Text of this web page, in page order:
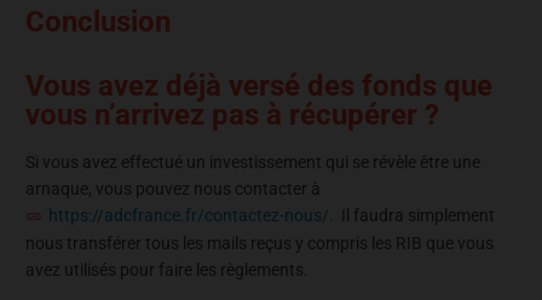
Conclusion
Vous avez déjà versé des fonds que
vous n’arrivez pas à récupérer ?
Si vous avez effectué un investissement qui se révèle être une
arnaque, vous pouvez nous contacter à
https://adcfrance.fr/contactez-nous/ . Il faudra simplement
nous transférer tous les mails reçus y compris les RIB que vous
avez utilisés pour faire les règlements.